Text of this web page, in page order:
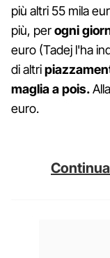
più altri 55 mila
più, perogni
euro (Tadej l'ha
di altri
maglia a pois.
euro.